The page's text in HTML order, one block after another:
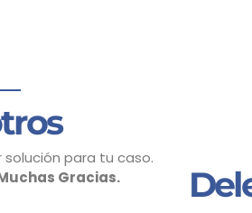
para tu caso.
Gracias.